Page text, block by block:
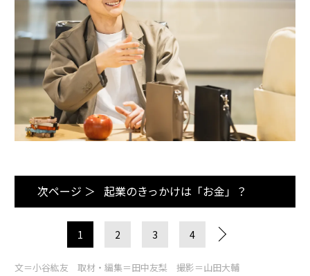
次ページ ＞ 起業のきっかけは「お金」？
1 2 3 4
文＝小谷紘友 取材・編集＝田中友梨 撮影＝山田大輔